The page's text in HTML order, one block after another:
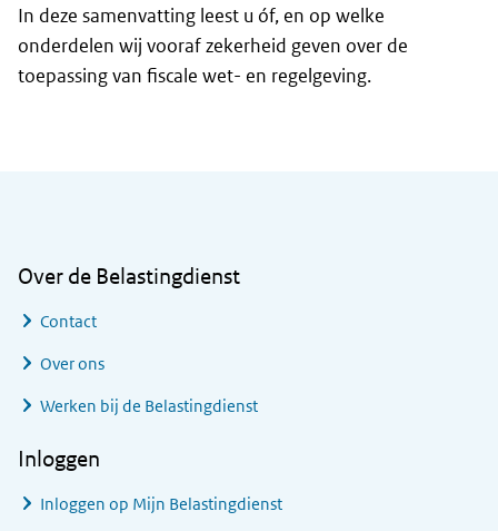
In deze samenvatting leest u óf, en op welke
onderdelen wij vooraf zekerheid geven over de
toepassing van fiscale wet- en regelgeving.
Over de Belastingdienst
Contact
Over ons
Werken bij de Belastingdienst
Inloggen
Inloggen op Mijn Belastingdienst